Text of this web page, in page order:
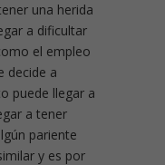
una herida
a dificultar
el empleo
decide a
puede llegar a
a tener
pariente
y es por